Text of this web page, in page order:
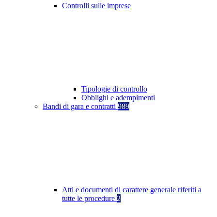
Controlli sulle imprese
Tipologie di controllo
Obblighi e adempimenti
Bandi di gara e contratti 989
Atti e documenti di carattere generale riferiti a
tutte le procedure 2